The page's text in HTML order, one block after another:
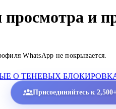
и
WhatsApp не покрывается.
О ТЕНЕВЫХ
Присоединяйтесь к